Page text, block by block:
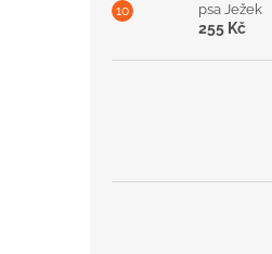
psa Ježek
255 Kč